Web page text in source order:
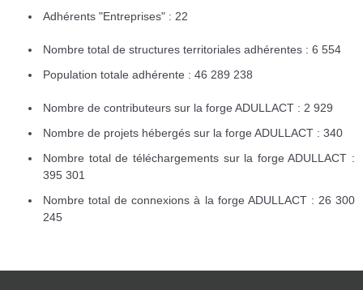
Adhérents "Entreprises" : 22
Nombre total de structures territoriales adhérentes : 6 554
Population totale adhérente : 46 289 238
Nombre de contributeurs sur la forge ADULLACT : 2 929
Nombre de projets hébergés sur la forge ADULLACT : 340
Nombre total de téléchargements sur la forge ADULLACT :
395 301
Nombre total de connexions à la forge ADULLACT : 26 300
245